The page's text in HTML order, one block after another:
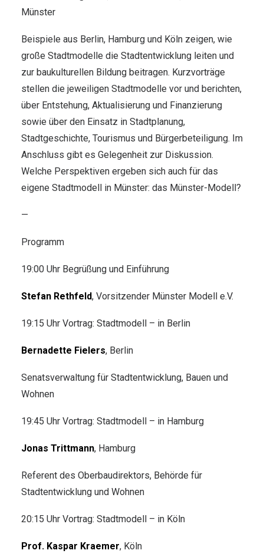
Münster
Beispiele aus Berlin, Hamburg und Köln zeigen, wie
große Stadtmodelle die Stadtentwicklung leiten und
zur baukulturellen Bildung beitragen. Kurzvorträge
stellen die jeweiligen Stadtmodelle vor und berichten,
über Entstehung, Aktualisierung und Finanzierung
sowie über den Einsatz in Stadtplanung,
Stadtgeschichte, Tourismus und Bürgerbeteiligung. Im
Anschluss gibt es Gelegenheit zur Diskussion.
Welche Perspektiven ergeben sich auch für das
eigene Stadtmodell in Münster: das Münster-Modell?
—
Programm
19:00 Uhr Begrüßung und Einführung
Stefan Rethfeld, Vorsitzender Münster Modell e.V.
19:15 Uhr Vortrag: Stadtmodell – in Berlin
Bernadette Fielers, Berlin
Senatsverwaltung für Stadtentwicklung, Bauen und
Wohnen
19:45 Uhr Vortrag: Stadtmodell – in Hamburg
Jonas Trittmann, Hamburg
Referent des Oberbaudirektors, Behörde für
Stadtentwicklung und Wohnen
20:15 Uhr Vortrag: Stadtmodell – in Köln
Prof. Kaspar Kraemer, Köln